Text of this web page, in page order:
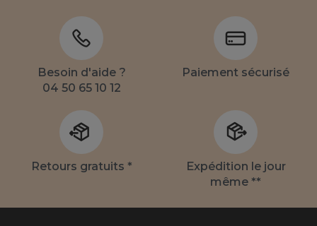
Besoin d'aide ?
04 50 65 10 12
Paiement sécurisé
Retours gratuits *
Expédition le jour
même **